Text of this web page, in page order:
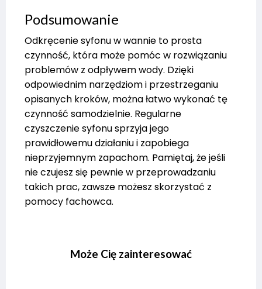
Podsumowanie
Odkręcenie syfonu w wannie to prosta
czynność, która może pomóc w rozwiązaniu
problemów z odpływem wody. Dzięki
odpowiednim narzędziom i przestrzeganiu
opisanych kroków, można łatwo wykonać tę
czynność samodzielnie. Regularne
czyszczenie syfonu sprzyja jego
prawidłowemu działaniu i zapobiega
nieprzyjemnym zapachom. Pamiętaj, że jeśli
nie czujesz się pewnie w przeprowadzaniu
takich prac, zawsze możesz skorzystać z
pomocy fachowca.
Może Cię zainteresować